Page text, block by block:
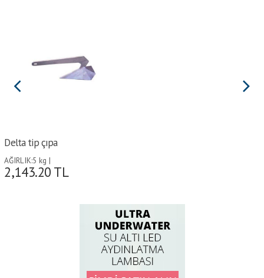
Delta tip çıpa
AĞIRLIK:5 kg |
2,143.20 TL